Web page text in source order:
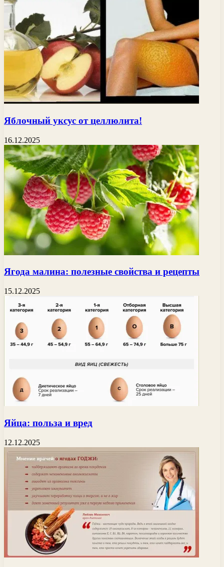
Яблочный уксус от целлюлита!
16.12.2025
Ягода малина: полезные свойства и рецепты
15.12.2025
Яйца: польза и вред
12.12.2025